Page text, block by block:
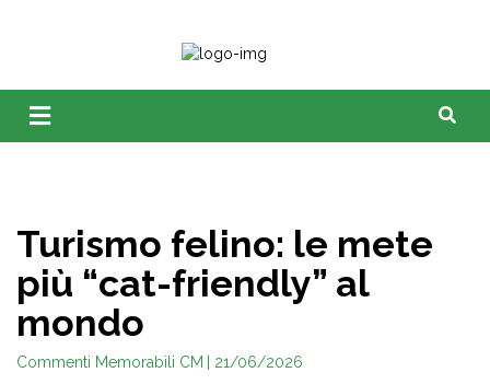
Turismo felino: le mete
più “cat-friendly” al
mondo
Commenti Memorabili CM | 21/06/2026